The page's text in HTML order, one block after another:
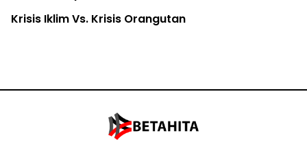
Krisis Iklim Vs. Krisis Orangutan